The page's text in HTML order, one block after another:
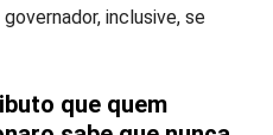
inclusive, se
que quem